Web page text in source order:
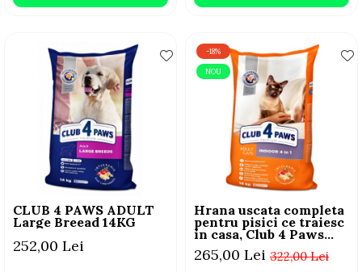
CLUB 4 PAWS ADULT
Large Breead 14KG
252,00 Lei
-18%
NOU
Hrana uscata completa
pentru pisici ce traiesc
in casa, Club 4 Paws
Premium Indoor, 14kg
322,00 Lei
265,00 Lei